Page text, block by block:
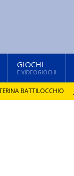
GIOCHI
E VIDEOGIOCHI
BATTILOCCHIO